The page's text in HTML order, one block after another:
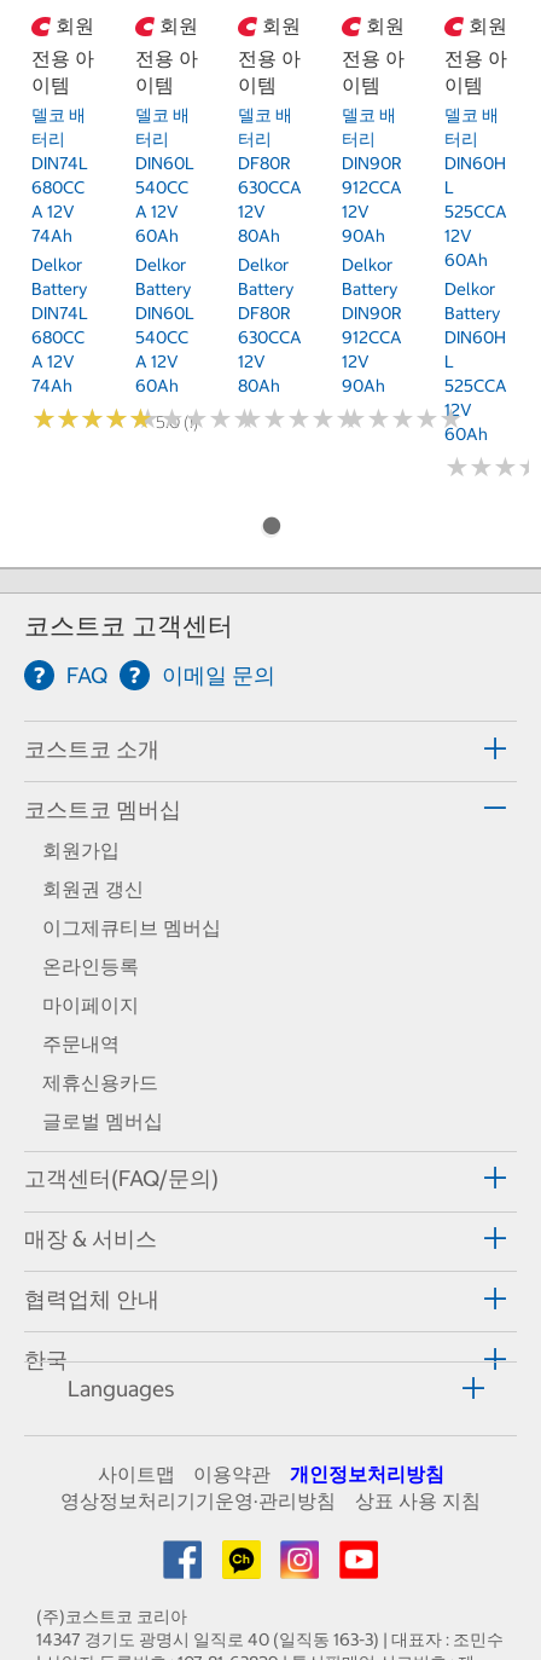
회원
전용 아
이템
델코 배
터리
DIN74L
680CC
A 12V
74Ah
Delkor
Battery
DIN74L
680CC
A 12V
74Ah
★★★★★
★★★★★5.0 (1)
회원
전용 아
이템
델코 배
터리
DIN60L
540CC
A 12V
60Ah
Delkor
Battery
DIN60L
540CC
A 12V
60Ah
★★★★★
★★★★★
회원
전용 아
이템
델코 배
터리
DF80R
630CCA
12V
80Ah
Delkor
Battery
DF80R
630CCA
12V
80Ah
★★★★★
★★★★★
회원
전용 아
이템
델코 배
터리
DIN90R
912CCA
12V
90Ah
Delkor
Battery
DIN90R
912CCA
12V
90Ah
★★★★★
★★★★★
회원
전용 아
이템
델코 배
터리
DIN60H
L
525CCA
12V
60Ah
Delkor
Battery
DIN60H
L
525CCA
12V
60Ah
★★★
★★★
코스트코 고객센터
FAQ 이메일 문의
코스트코 소개
코스트코 멤버십
회원가입
회원권 갱신
이그제큐티브 멤버십
온라인등록
마이페이지
주문내역
제휴신용카드
글로벌 멤버십
고객센터(FAQ/문의)
매장 & 서비스
협력업체 안내
한국
Languages
사이트맵 이용약관
개인정보처리방침
영상정보처리기기운영·관리방침
상표 사용 지침
(주)코스트코 코리아
14347 경기도 광명시 일직로 40 (일직동 163-3) | 대표자 : 조민수